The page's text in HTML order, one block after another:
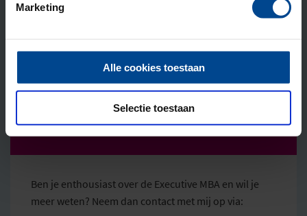
Marketing
Alle cookies toestaan
Selectie toestaan
Nalou Cozijn
Ben je enthousiast over de Executive MBA en wil je
meer weten? Neem dan contact met mij op via: